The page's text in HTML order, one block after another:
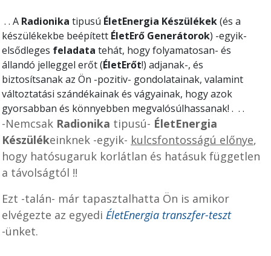
. . A Radionika tipusú ÉletEnergia Készülékek(és a
készülékekbe beépített ÉletErő Generátorok) -egyik-
elsődleges feladata tehát, hogy folyamatosan- és
állandó jelleggel erőt (ÉletErőt!) adjanak-, és
biztosítsanak az Ön -pozitiv- gondolatainak, valamint
változtatási szándékainak és vágyainak, hogy azok
gyorsabban és könnyebben megvalósúlhassanak! . . .
-Nemcsak Radionika tipusú- ÉletEnergia
Készülékeinknek -egyik- kulcsfontosságú előnye,
hogy hatósugaruk korlátlan és hatásuk független
a távolságtól !!
Ezt -talán- már tapasztalhatta Ön is amikor
elvégezte az egyedi ÉletEnergia transzfer-teszt
-ünket.